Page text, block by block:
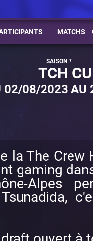
MATCHS
TCH
02/08/2023 AU
la The
gaming
Alpes